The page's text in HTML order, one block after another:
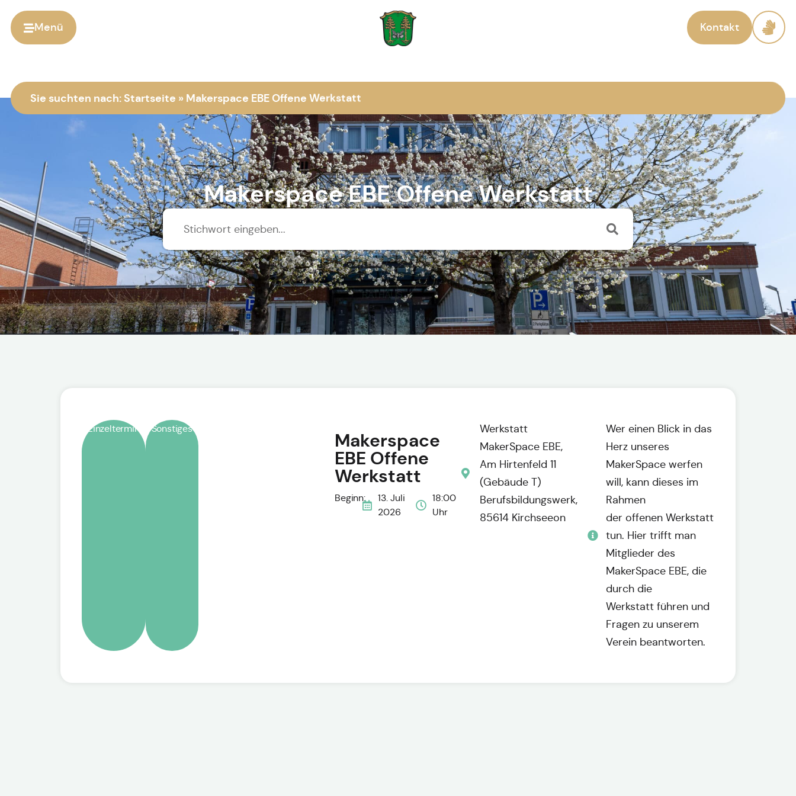
Menü Kontakt
Sie suchten nach: Startseite » Makerspace EBE Offene Werkstatt
Makerspace EBE Offene Werkstatt
Einzeltermin Sonstiges
Makerspace
EBE Offene
Werkstatt
Beginn:
13. Juli
2026
18:00
Uhr
Werkstatt
MakerSpace EBE,
Am Hirtenfeld 11
(Gebäude T)
Berufsbildungswerk,
85614 Kirchseeon
Wer einen Blick in das
Herz unseres
MakerSpace werfen
will, kann dieses im
Rahmen
der offenen Werkstatt
tun. Hier trifft man
Mitglieder des
MakerSpace EBE, die
durch die
Werkstatt führen und
Fragen zu unserem
Verein beantworten.